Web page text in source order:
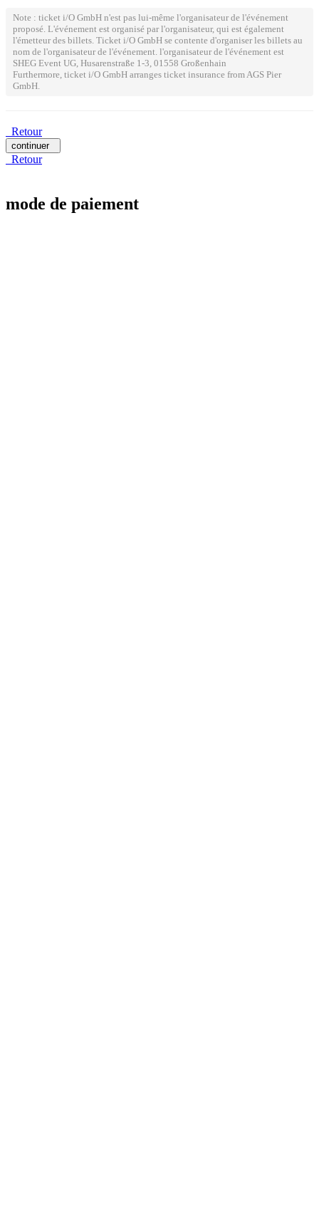
Note : ticket i/O GmbH n'est pas lui-même l'organisateur de l'événement
proposé. L'événement est organisé par l'organisateur, qui est également
l'émetteur des billets. Ticket i/O GmbH se contente d'organiser les billets au
nom de l'organisateur de l'événement. l'organisateur de l'événement est
SHEG Event UG, Husarenstraße 1-3, 01558 Großenhain
Furthermore, ticket i/O GmbH arranges ticket insurance from AGS Pier
GmbH.
Retour
continuer
Retour
mode de paiement